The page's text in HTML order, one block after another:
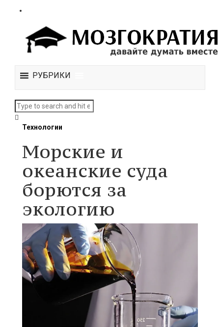
РУБРИКИ
Технологии
Морские и
океанские суда
борются за
экологию